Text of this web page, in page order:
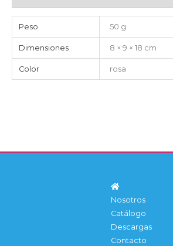
Peso 50 g
Dimensiones 8 × 9 × 18 cm
Color rosa
Nosotros
Catálogo
Descargas
Contacto